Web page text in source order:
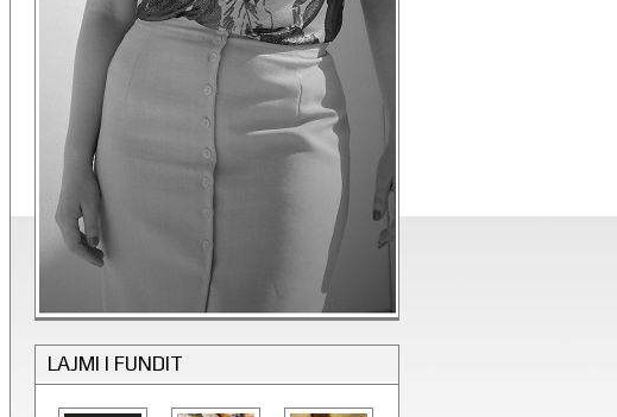
LAJMI I FUNDIT